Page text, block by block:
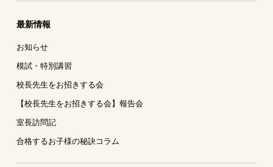
最新情報
お知らせ
模試・特別講習
校長先生をお招きする会
【校長先生をお招きする会】報告会
室長訪問記
合格するお子様の秘訣コラム